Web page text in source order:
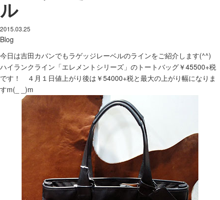
ル
2015.03.25
Blog
今日は吉田カバンでもラゲッジレーベルのラインをご紹介します(^^)
ハイランクライン「エレメントシリーズ」のトートバッグ￥45500+税
です！ ４月１日値上がり後は￥54000+税と最大の上がり幅になりま
すm(_ _)m